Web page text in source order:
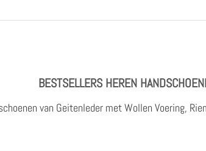
BESTSELLERS HEREN
van Geitenleder met Wollen Voering,